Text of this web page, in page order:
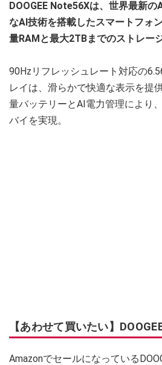
DOOGEE Note56Xは、世界最新
なAI技術を搭載したスマートフォ
量RAMと最大2TBまでのストレー
90Hzリフレッシュレート対応の
レイは、滑らかで快適な表示を提
量バッテリーとAI電力管理により
バイを実現。
【あわせて買いたい】
Amazonでセールになっている